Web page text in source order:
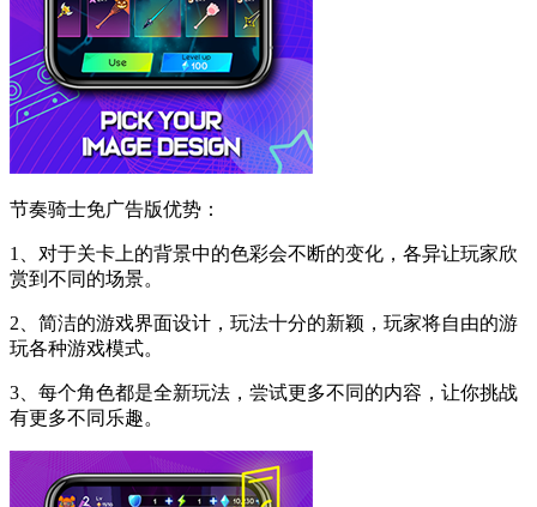
节奏骑士免广告版优势：
1、对于关卡上的背景中的色彩会不断的变化，各异让玩家欣
赏到不同的场景。
2、简洁的游戏界面设计，玩法十分的新颖，玩家将自由的游
玩各种游戏模式。
3、每个角色都是全新玩法，尝试更多不同的内容，让你挑战
有更多不同乐趣。